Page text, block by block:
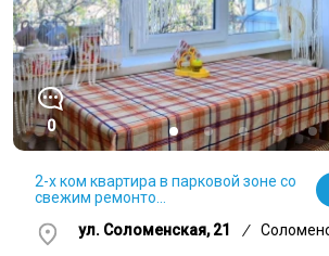
0
2-х ком квартира в парковой зоне со
свежим ремонто...
ул. Соломенская, 21 /